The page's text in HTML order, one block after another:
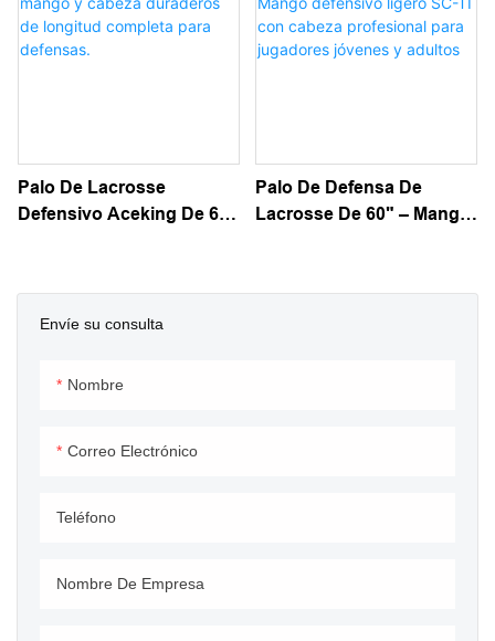
Envíe su consulta
Nombre
Correo Electrónico
Teléfono
Nombre De Empresa
Palo De Lacrosse
Defensivo Aceking De 60
Longitud Completa Para
Defensas.
Palo De Defensa De
Lacrosse De 60" – Mango
Para Jugadores Jóvenes